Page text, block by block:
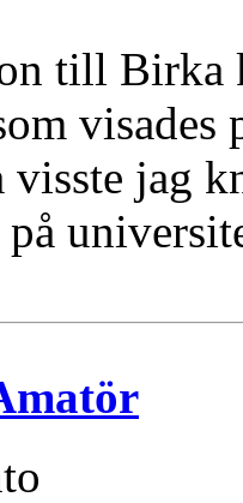
till Birka
visades
visste jag